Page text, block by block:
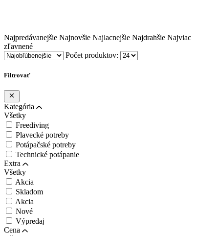
Najpredávanejšie Najnovšie Najlacnejšie Najdrahšie Najviac
zľavnené
Počet produktov:
Filtrovať
Kategória
Všetky
Freediving
Plavecké potreby
Potápačské potreby
Technické potápanie
Extra
Všetky
Akcia
Skladom
Akcia
Nové
Výpredaj
Cena